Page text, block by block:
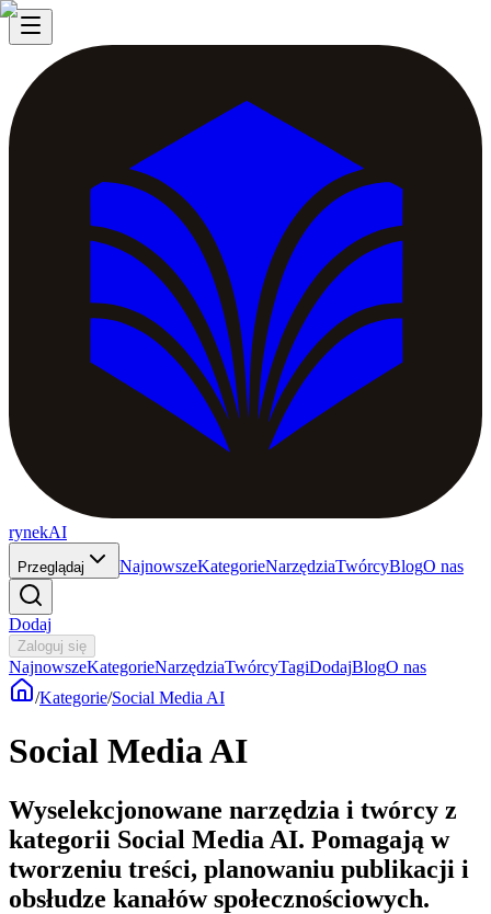
rynekAI
Przeglądaj NajnowszeKategorieNarzędziaTwórcyBlogO nas
Dodaj
Zaloguj się
NajnowszeKategorieNarzędziaTwórcyTagiDodajBlogO nas
/Kategorie/Social Media AI
Social Media AI
Wyselekcjonowane narzędzia i twórcy z
kategorii Social Media AI. Pomagają w
tworzeniu treści, planowaniu publikacji i
obsłudze kanałów społecznościowych.